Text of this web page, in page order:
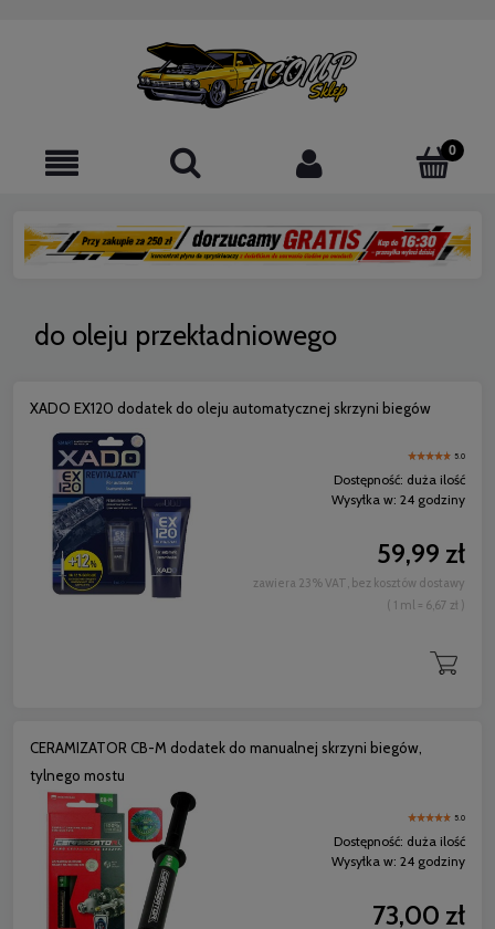
do oleju przekładniowego
XADO EX120 dodatek do oleju automatycznej skrzyni biegów
5.0
Dostępność: duża ilość
Wysyłka w: 24 godziny
59,99 zł
zawiera 23% VAT, bez kosztów dostawy
( 1 ml = 6,67 zł )
CERAMIZATOR CB-M dodatek do manualnej skrzyni biegów,
tylnego mostu
5.0
Dostępność: duża ilość
Wysyłka w: 24 godziny
73,00 zł